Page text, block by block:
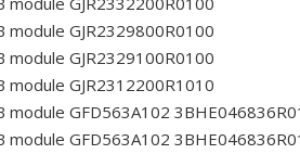
module GJR2329800R0100
module GJR2329100R0100
module GJR2312200R1010
module GFD563A102
module GFD563A102